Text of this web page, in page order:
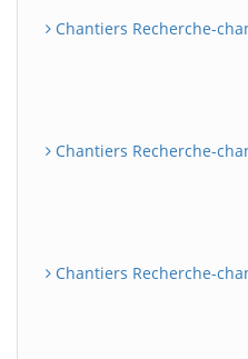
Chantiers Recherche-
Chantiers Recherche-
Chantiers Recherche-